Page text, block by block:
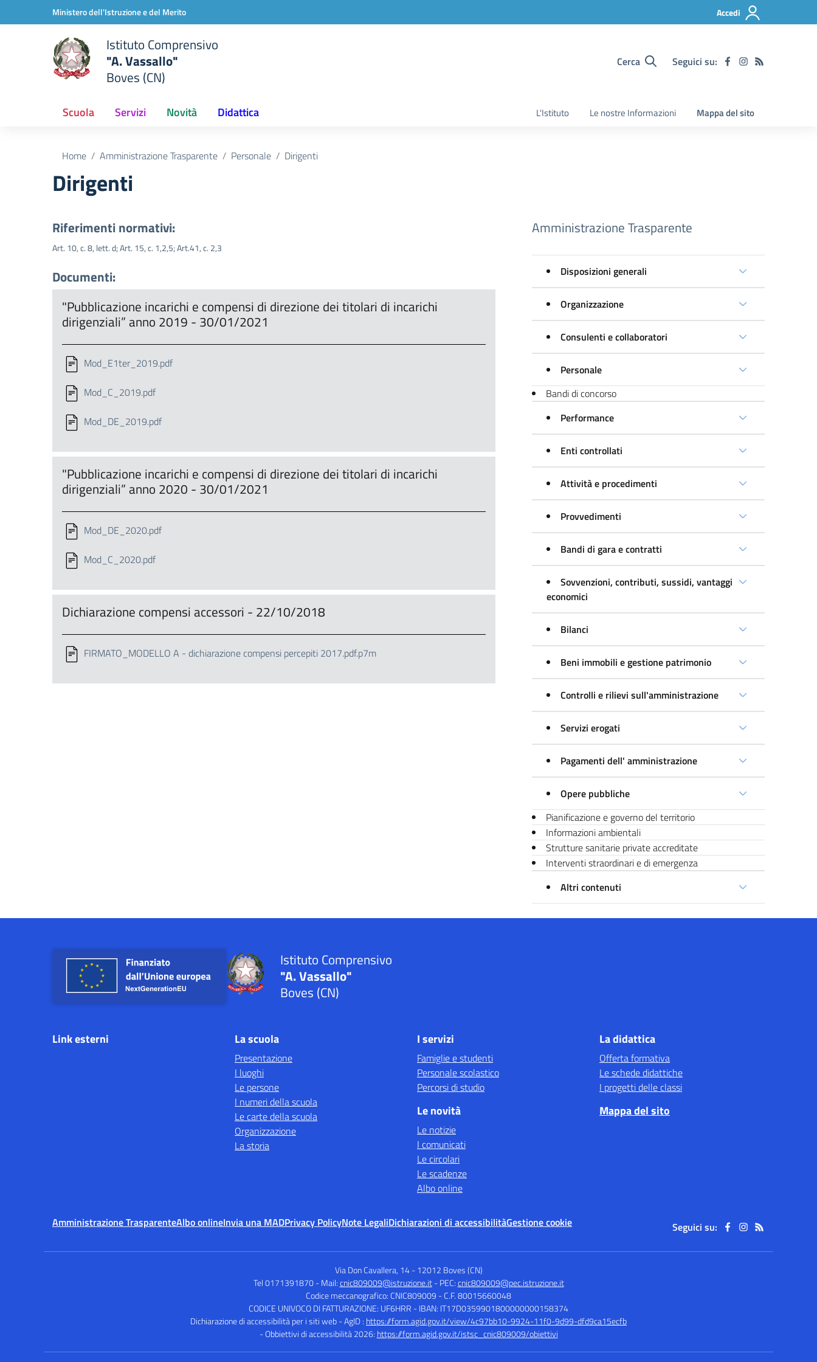
Vai ai contenuti
Vai al menu di navigazioneMinistero dell'Istruzione e del Merito Accedi
Istituto Comprensivo
"A. Vassallo"
Boves (CN)
Cerca Seguici su:
Scuola Servizi Novità Didattica L'Istituto Le nostre Informazioni Mappa del sito
Home Amministrazione Trasparente Personale Dirigenti
Dirigenti
Riferimenti normativi:
Art. 10, c. 8, lett. d; Art. 15, c. 1,2,5; Art.41, c. 2,3
Documenti:
"Pubblicazione incarichi e compensi di direzione dei titolari di incarichi
dirigenziali” anno 2019 - 30/01/2021
Mod_E1ter_2019.pdf
Mod_C_2019.pdf
Mod_DE_2019.pdf
"Pubblicazione incarichi e compensi di direzione dei titolari di incarichi
dirigenziali” anno 2020 - 30/01/2021
Mod_DE_2020.pdf
Mod_C_2020.pdf
Dichiarazione compensi accessori - 22/10/2018
FIRMATO_MODELLO A - dichiarazione compensi percepiti 2017.pdf.p7m
Amministrazione Trasparente
Disposizioni generali
Organizzazione
Consulenti e collaboratori
Personale
Bandi di concorso
Performance
Enti controllati
Attività e procedimenti
Provvedimenti
Bandi di gara e contratti
Sovvenzioni, contributi, sussidi, vantaggi
economici
Bilanci
Beni immobili e gestione patrimonio
Controlli e rilievi sull'amministrazione
Servizi erogati
Pagamenti dell' amministrazione
Opere pubbliche
Pianificazione e governo del territorio
Informazioni ambientali
Strutture sanitarie private accreditate
Interventi straordinari e di emergenza
Altri contenuti
Istituto Comprensivo
"A. Vassallo"
Boves (CN)
Link esterni La scuola
Presentazione
I luoghi
Le persone
I numeri della scuola
Le carte della scuola
Organizzazione
La storia
I servizi
Famiglie e studenti
Personale scolastico
Percorsi di studio
Le novità
Le notizie
I comunicati
Le circolari
Le scadenze
Albo online
La didattica
Offerta formativa
Le schede didattiche
I progetti delle classi
Mappa del sito
Amministrazione TrasparenteAlbo onlineInvia una MADPrivacy PolicyNote LegaliDichiarazioni di accessibilitàGestione cookie Seguici su:
Via Don Cavallera, 14 -12012 Boves (CN)
Tel 0171391870 - Mail:cnic809009@istruzione.it - PEC:cnic809009@pec.istruzione.it
Codice meccanografico: CNIC809009 - C.F. 80015660048
CODICE UNIVOCO DI FATTURAZIONE: UF6HRR - IBAN: IT17D0359901800000000158374
Dichiarazione di accessibilità per i siti web - AgID : https://form.agid.gov.it/view/4c97bb10-9924-11f0-9d99-dfd9ca15ecfb
- Obbiettivi di accessibilità 2026: https://form.agid.gov.it/istsc_cnic809009/obiettivi